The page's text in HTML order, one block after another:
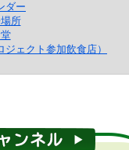
ダー
所
ェクト参加飲食店）